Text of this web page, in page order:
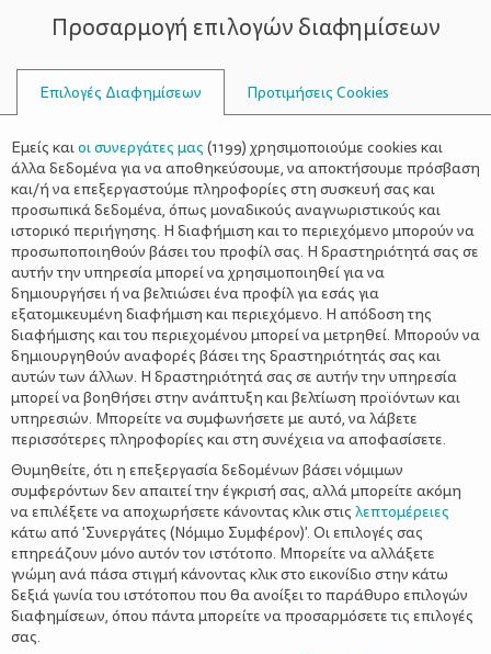
ΣΥΜΒΟΥΛΟΙ
ΠΑΙΔΊ>Η ΖΩΉ ΜΕ ΈΝΑ ΠΑΙΔΊ
Μάνα, μόνη, μεγαλώνει…
ευτυχισμένα παιδιά!
Της Φωτεινής Παλιεράκη
Προσαρμογή επιλογών διαφημίσεων
Επιλογές Διαφημίσεων Προτιμήσεις Cookies
Εμείς καιοι συνεργάτες μας (1199) χρησιμοποιούμε cookies και
άλλα δεδομένα για να αποθηκεύσουμε, να αποκτήσουμε πρόσβαση
και/ή να επεξεργαστούμε πληροφορίες στη συσκευή σας και
προσωπικά δεδομένα, όπως μοναδικούς αναγνωριστικούς και
ιστορικό περιήγησης. Η διαφήμιση και το περιεχόμενο μπορούν να
προσωποποιηθούν βάσει του προφίλ σας. Η δραστηριότητά σας σε
αυτήν την υπηρεσία μπορεί να χρησιμοποιηθεί για να
δημιουργήσει ή να βελτιώσει ένα προφίλ για εσάς για
εξατομικευμένη διαφήμιση και περιεχόμενο. Η απόδοση της
διαφήμισης και του περιεχομένου μπορεί να μετρηθεί. Μπορούν να
δημιουργηθούν αναφορές βάσει της δραστηριότητάς σας και
αυτών των άλλων. Η δραστηριότητά σας σε αυτήν την υπηρεσία
μπορεί να βοηθήσει στην ανάπτυξη και βελτίωση προϊόντων και
υπηρεσιών. Μπορείτε να συμφωνήσετε με αυτό, να λάβετε
περισσότερες πληροφορίες και στη συνέχεια να αποφασίσετε.
Θυμηθείτε, ότι η επεξεργασία δεδομένων βάσει νόμιμων
συμφερόντων δεν απαιτεί την έγκρισή σας, αλλά μπορείτε ακόμη
να επιλέξετε να αποχωρήσετε κάνοντας κλικ στις λεπτομέρειες
κάτω από 'Συνεργάτες (Νόμιμο Συμφέρον)'. Οι επιλογές σας
επηρεάζουν μόνο αυτόν τον ιστότοπο. Μπορείτε να αλλάξετε
γνώμη ανά πάσα στιγμή κάνοντας κλικ στο εικονίδιο στην κάτω
δεξιά γωνία του ιστότοπου που θα ανοίξει το παράθυρο επιλογών
διαφημίσεων, όπου πάντα μπορείτε να προσαρμόσετε τις επιλογές
σας.